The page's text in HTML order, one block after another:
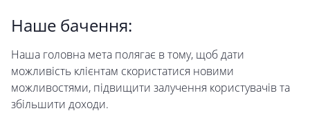
Наше бачення:
Наша головна мета полягає в тому, щоб дати
можливість клієнтам скористатися новими
можливостями, підвищити залучення користувачів та
збільшити доходи.